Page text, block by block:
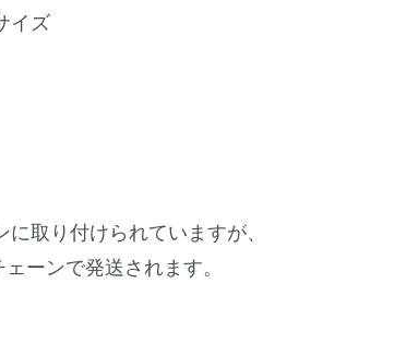
イズ
取り付けられていますが、
ーンで発送されます。